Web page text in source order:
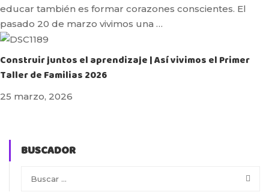
educar también es formar corazones conscientes. El
pasado 20 de marzo vivimos una …
Construir juntos el aprendizaje | Así vivimos el Primer
Taller de Familias 2026
25 marzo, 2026
BUSCADOR